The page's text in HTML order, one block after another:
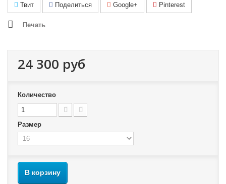
Твит Поделиться Google+ Pinterest
Печать
24 300 руб
Количество
Размер
В корзину